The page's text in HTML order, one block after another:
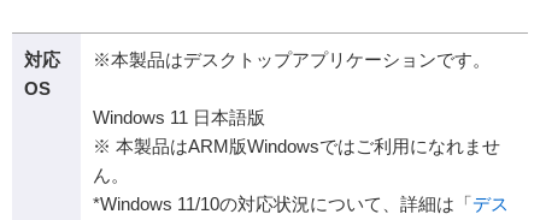
対応
OS
※本製品はデスクトップアプリケーションです。
Windows 11 日本語版
※ 本製品はARM版Windowsではご利用になれませ
ん。
*Windows 11/10の対応状況について、詳細は「デス